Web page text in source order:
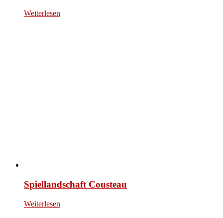
Weiterlesen
Spiellandschaft Cousteau
Weiterlesen